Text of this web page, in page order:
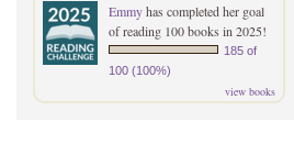
Emmyhas completed her goal
of reading 100 books in 2025!
185 of
100 (100%)
view books